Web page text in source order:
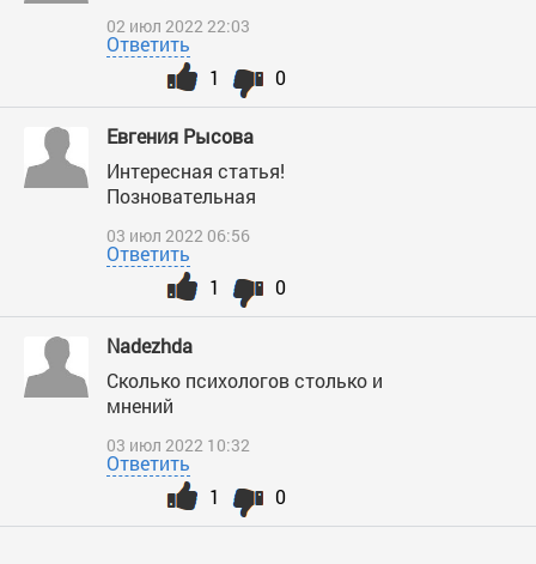
02 июл 2022 22:03
Ответить
0
1
Евгения Рысова
Интересная статья!
Позновательная
03 июл 2022 06:56
Ответить
0
1
Nadezhda
Сколько психологов столько и
мнений
03 июл 2022 10:32
Ответить
0
1